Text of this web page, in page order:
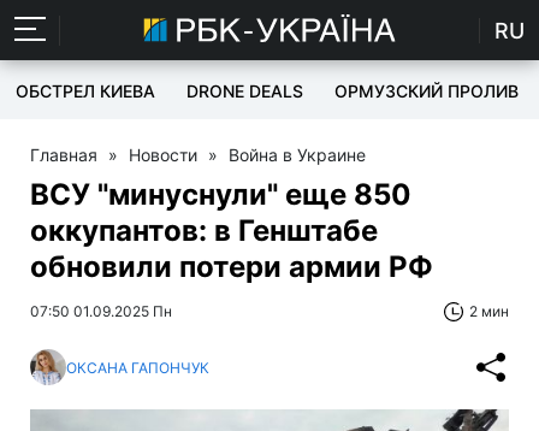
RU
ОБСТРЕЛ КИЕВА DRONE DEALS ОРМУЗСКИЙ ПРОЛИВ
Главная » Новости » Война в Украине
ВСУ "минуснули" еще 850
оккупантов: в Генштабе
обновили потери армии РФ
07:50 01.09.2025 Пн 2 мин
ОКСАНА ГАПОНЧУК